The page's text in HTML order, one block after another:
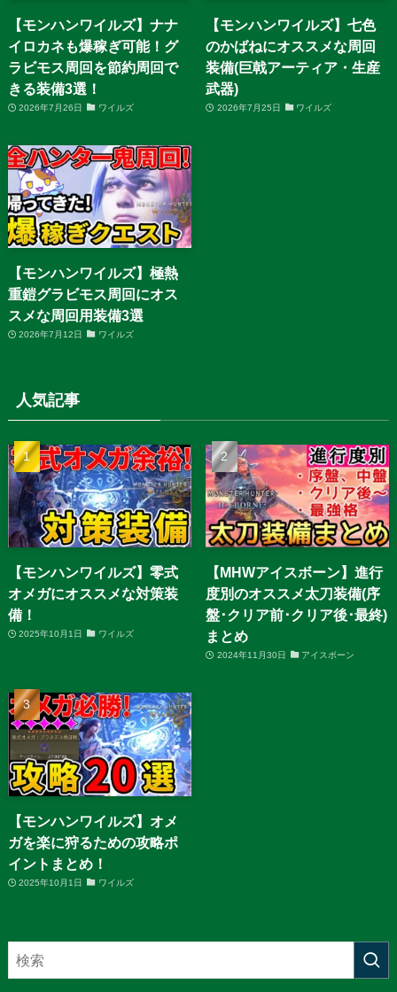
【モンハンワイルズ】ナナ
イロカネも爆稼ぎ可能！グ
ラビモス周回を節約周回で
きる装備3選！
2026年7月26日 ワイルズ
【モンハンワイルズ】七色
のかばねにオススメな周回
装備(巨戟アーティア・生産
武器)
2026年7月25日 ワイルズ
【モンハンワイルズ】極熱
重鎧グラビモス周回にオス
スメな周回用装備3選
2026年7月12日 ワイルズ
人気記事
【モンハンワイルズ】零式
オメガにオススメな対策装
備！
2025年10月1日 ワイルズ
【MHWアイスボーン】進行
度別のオススメ太刀装備(序
盤･クリア前･クリア後･最終)
まとめ
2024年11月30日 アイスボーン
【モンハンワイルズ】オメ
ガを楽に狩るための攻略ポ
イントまとめ！
2025年10月1日 ワイルズ